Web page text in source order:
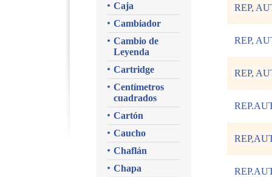
Caja
Cambiador
Cambio de
Leyenda
Cartridge
Centímetros
cuadrados
Cartón
Caucho
Chaflán
Chapa
REP,
REP,
REP,